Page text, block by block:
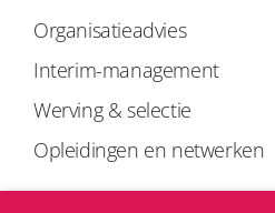
Organisatieadvies
Interim-management
Werving & selectie
Opleidingen en netwerken